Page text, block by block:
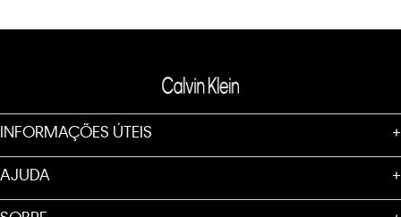
INFORMAÇÕES ÚTEIS +
AJUDA +